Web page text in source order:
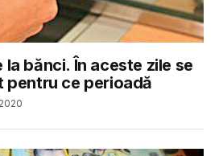
la bănci. În aceste zile se
pentru ce perioadă